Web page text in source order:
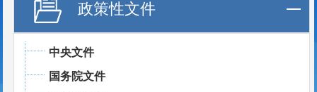
政策性文件
中央文件
国务院文件